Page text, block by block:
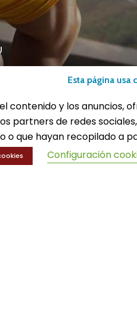
física
y educación física
Esta página usa
contenido y los
partners de redes
o que hayan recopilado a
Configuración